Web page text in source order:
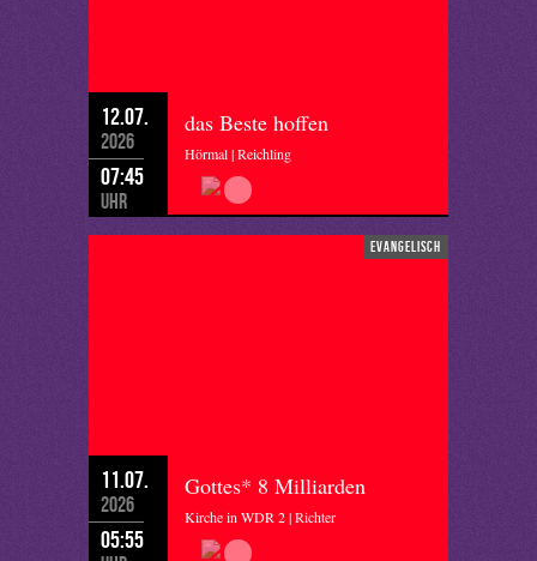
12.07.
2026
07:45
Uhr
das Beste hoffen
Hörmal | Reichling
evangelisch
11.07.
2026
05:55
Gottes* 8 Milliarden
Kirche in WDR 2 | Richter